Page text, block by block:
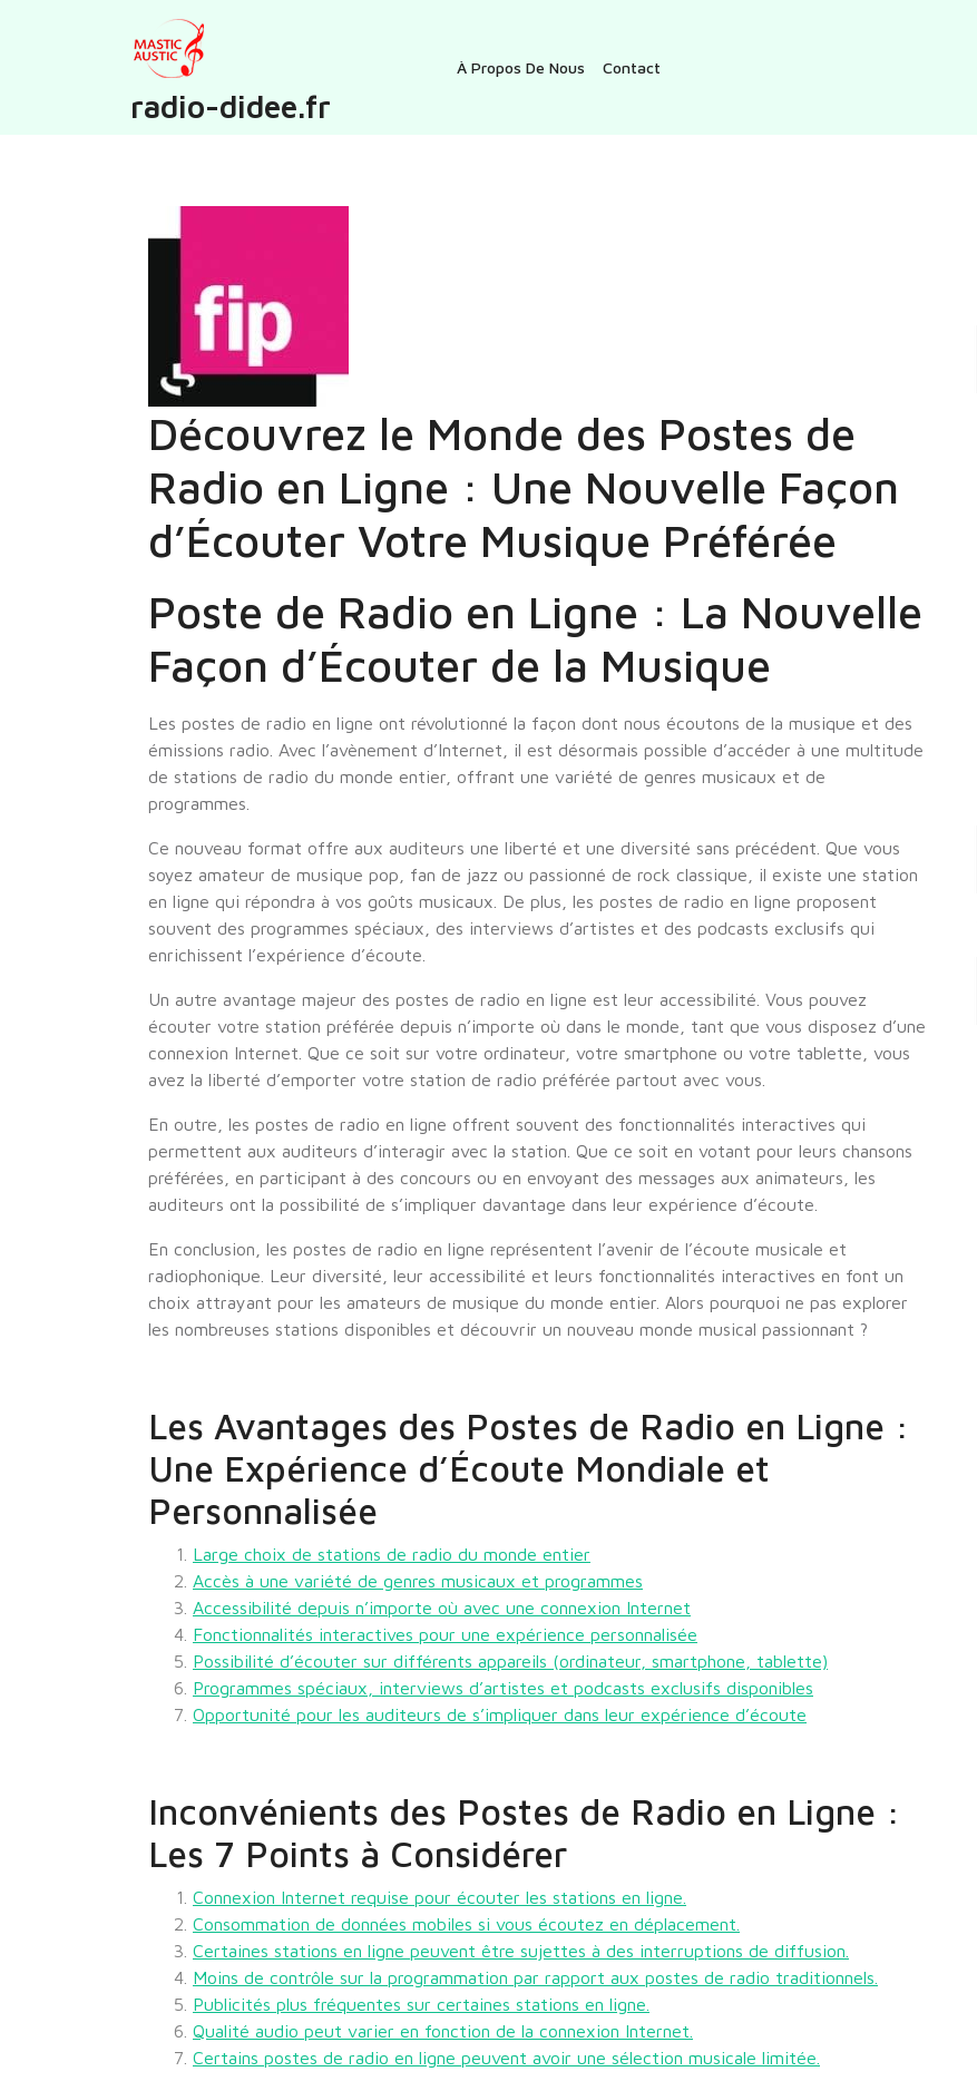
radio-didee.fr
À Propos De Nous Contact
Découvrez le Monde des Postes de
Radio en Ligne : Une Nouvelle Façon
d’Écouter Votre Musique Préférée
Poste de Radio en Ligne : La Nouvelle
Façon d’Écouter de la Musique
Les postes de radio en ligne ont révolutionné la façon dont nous écoutons de la musique et des
émissions radio. Avec l’avènement d’Internet, il est désormais possible d’accéder à une multitude
de stations de radio du monde entier, offrant une variété de genres musicaux et de
programmes.
Ce nouveau format offre aux auditeurs une liberté et une diversité sans précédent. Que vous
soyez amateur de musique pop, fan de jazz ou passionné de rock classique, il existe une station
en ligne qui répondra à vos goûts musicaux. De plus, les postes de radio en ligne proposent
souvent des programmes spéciaux, des interviews d’artistes et des podcasts exclusifs qui
enrichissent l’expérience d’écoute.
Un autre avantage majeur des postes de radio en ligne est leur accessibilité. Vous pouvez
écouter votre station préférée depuis n’importe où dans le monde, tant que vous disposez d’une
connexion Internet. Que ce soit sur votre ordinateur, votre smartphone ou votre tablette, vous
avez la liberté d’emporter votre station de radio préférée partout avec vous.
En outre, les postes de radio en ligne offrent souvent des fonctionnalités interactives qui
permettent aux auditeurs d’interagir avec la station. Que ce soit en votant pour leurs chansons
préférées, en participant à des concours ou en envoyant des messages aux animateurs, les
auditeurs ont la possibilité de s’impliquer davantage dans leur expérience d’écoute.
En conclusion, les postes de radio en ligne représentent l’avenir de l’écoute musicale et
radiophonique. Leur diversité, leur accessibilité et leurs fonctionnalités interactives en font un
choix attrayant pour les amateurs de musique du monde entier. Alors pourquoi ne pas explorer
les nombreuses stations disponibles et découvrir un nouveau monde musical passionnant ?
Les Avantages des Postes de Radio en Ligne :
Une Expérience d’Écoute Mondiale et
Personnalisée
Large choix de stations de radio du monde entier
Accès à une variété de genres musicaux et programmes
Accessibilité depuis n’importe où avec une connexion Internet
Fonctionnalités interactives pour une expérience personnalisée
Possibilité d’écouter sur différents appareils (ordinateur, smartphone, tablette)
Programmes spéciaux, interviews d’artistes et podcasts exclusifs disponibles
Opportunité pour les auditeurs de s’impliquer dans leur expérience d’écoute
Inconvénients des Postes de Radio en Ligne :
Les 7 Points à Considérer
Connexion Internet requise pour écouter les stations en ligne.
Consommation de données mobiles si vous écoutez en déplacement.
Certaines stations en ligne peuvent être sujettes à des interruptions de diffusion.
Moins de contrôle sur la programmation par rapport aux postes de radio traditionnels.
Publicités plus fréquentes sur certaines stations en ligne.
Qualité audio peut varier en fonction de la connexion Internet.
Certains postes de radio en ligne peuvent avoir une sélection musicale limitée.